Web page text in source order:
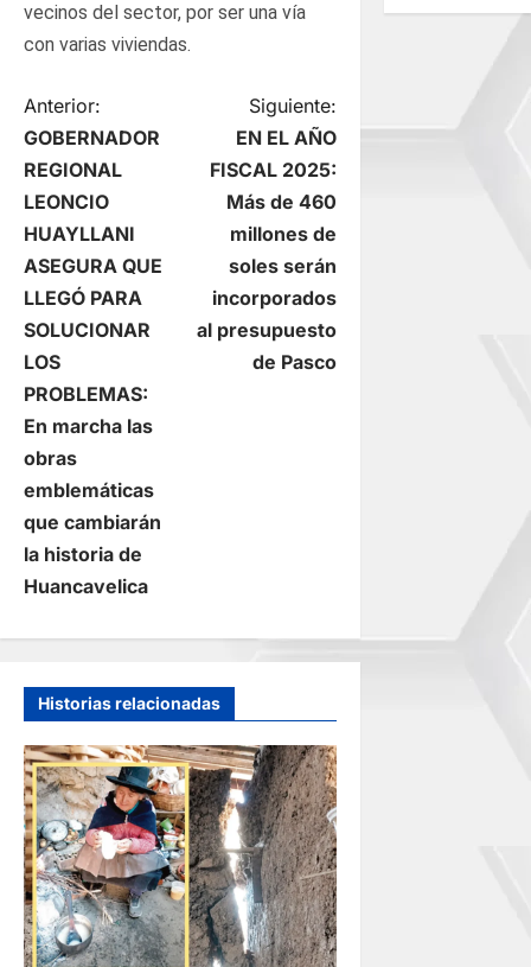
vecinos del sector, por ser una vía
con varias viviendas.
N
a
v
e
g
a
c
i
ó
n
d
e
e
n
t
r
Anterior:
GOBERNADOR
REGIONAL
LEONCIO
HUAYLLANI
ASEGURA QUE
LLEGÓ PARA
SOLUCIONAR
LOS
PROBLEMAS:
En marcha las
obras
emblemáticas
que cambiarán
la historia de
Huancavelica
Siguiente:
EN EL AÑO
FISCAL 2025:
Más de 460
millones de
soles serán
incorporados
al presupuesto
de Pasco
Historias relacionadas